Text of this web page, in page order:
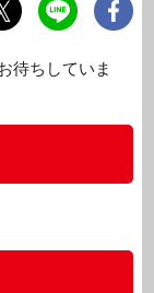
待ちしていま